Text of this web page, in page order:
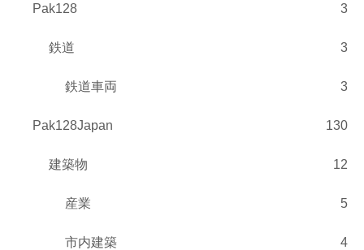
Pak128 3
鉄道 3
鉄道車両 3
Pak128Japan 130
建築物 12
産業 5
市内建築 4